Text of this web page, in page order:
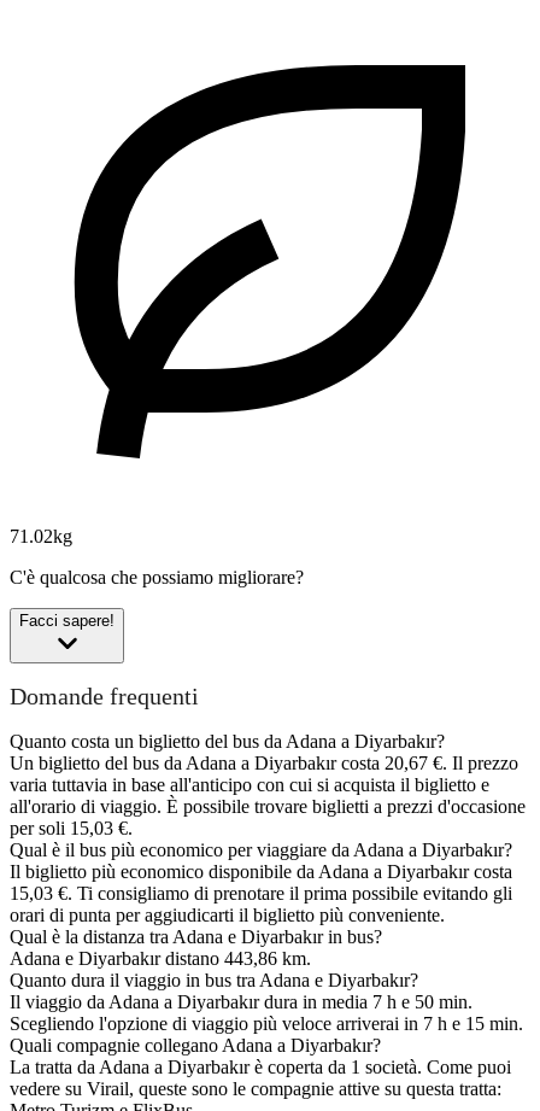
71.02kg
C'è qualcosa che possiamo migliorare?
Facci sapere!
Domande frequenti
Quanto costa un biglietto del bus da Adana a Diyarbakır?
Un biglietto del bus da Adana a Diyarbakır costa 20,67 €. Il prezzo
varia tuttavia in base all'anticipo con cui si acquista il biglietto e
all'orario di viaggio. È possibile trovare biglietti a prezzi d'occasione
per soli 15,03 €.
Qual è il bus più economico per viaggiare da Adana a Diyarbakır?
Il biglietto più economico disponibile da Adana a Diyarbakır costa
15,03 €. Ti consigliamo di prenotare il prima possibile evitando gli
orari di punta per aggiudicarti il biglietto più conveniente.
Qual è la distanza tra Adana e Diyarbakır in bus?
Adana e Diyarbakır distano 443,86 km.
Quanto dura il viaggio in bus tra Adana e Diyarbakır?
Il viaggio da Adana a Diyarbakır dura in media 7 h e 50 min.
Scegliendo l'opzione di viaggio più veloce arriverai in 7 h e 15 min.
Quali compagnie collegano Adana a Diyarbakır?
La tratta da Adana a Diyarbakır è coperta da 1 società. Come puoi
vedere su Virail, queste sono le compagnie attive su questa tratta: